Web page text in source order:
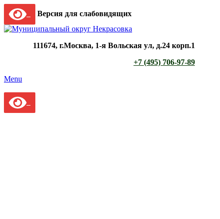
Версия для слабовидящих
111674, г.Москва, 1-я Вольская ул, д.24 корп.1
+7 (495) 706-97-89
Menu